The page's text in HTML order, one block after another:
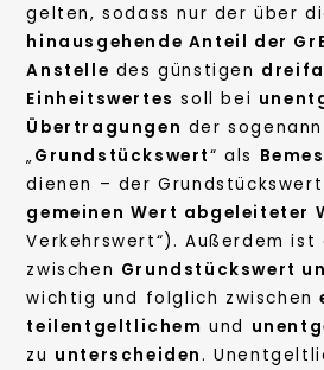
gelten, sodass nur der über
hinausgehende Anteil der
Anstelle des günstigen
Einheitswertes soll bei
Übertragungen der
„Grundstückswert“ als
dienen – der
gemeinen Wert abgeleiteter
Verkehrswert“). Außerdem
zwischen Grundstückswert
wichtig und folglich zwischen
teilentgeltlichem und
zu unterscheiden.